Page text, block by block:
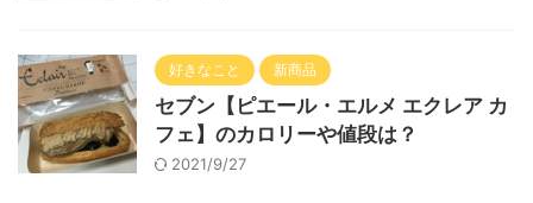
好きなこと 新商品
セブン【ピエール・エルメ エクレア カ
フェ】のカロリーや値段は？
2021/9/27